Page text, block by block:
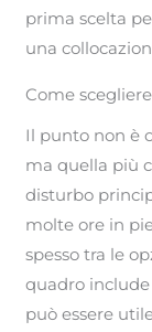
prima scelta
una
Come
Il punto non è
ma quella più
disturbo
molte ore in
spesso tra le
quadro
può essere